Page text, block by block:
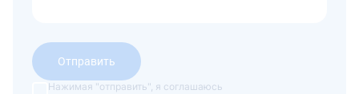
Отправить
Нажимая "отправить", я соглашаюсь